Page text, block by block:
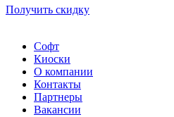
Получить скидку
Софт
Киоски
О компании
Контакты
Партнеры
Вакансии